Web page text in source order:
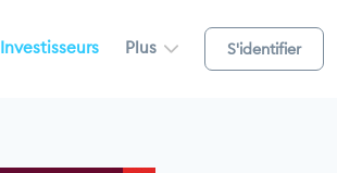
Investisseurs Plus S'identifier